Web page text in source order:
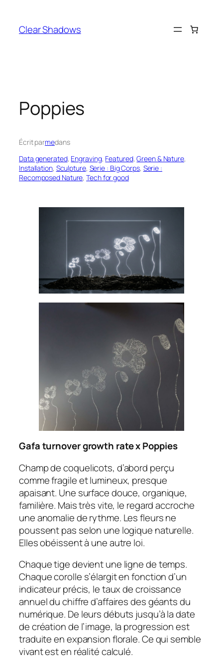
contenu
Clear Shadows
Poppies
Écrit parmedans
Data generated, Engraving, Featured, Green & Nature
Installation, Sculpture, Serie : Big Corps, Serie :
Recomposed Nature, Tech for good
Gafa turnover growth rate x Poppies
Champ de coquelicots, d’abord perçu
comme fragile et lumineux, presque
apaisant. Une surface douce, organique,
familière. Mais très vite, le regard accroche
une anomalie de rythme. Les fleurs ne
poussent pas selon une logique naturelle.
Elles obéissent à une autre loi.
Chaque tige devient une ligne de temps.
Chaque corolle s’élargit en fonction d’un
indicateur précis, le taux de croissance
annuel du chiffre d’affaires des géants du
numérique. De leurs débuts jusqu’à la date
de création de l’image, la progression est
traduite en expansion florale. Ce qui semble
vivant est en réalité calculé.